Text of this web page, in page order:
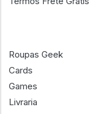
Roupas Geek
Cards
Games
Livraria